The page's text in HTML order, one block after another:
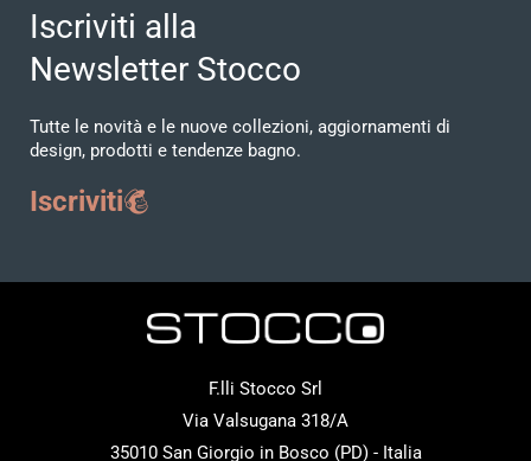
Iscriviti alla
Newsletter Stocco
Tutte le novità e le nuove collezioni, aggiornamenti di
design, prodotti e tendenze bagno.
Iscriviti
F.lli Stocco Srl
Via Valsugana 318/A
35010 San Giorgio in Bosco (PD) - Italia